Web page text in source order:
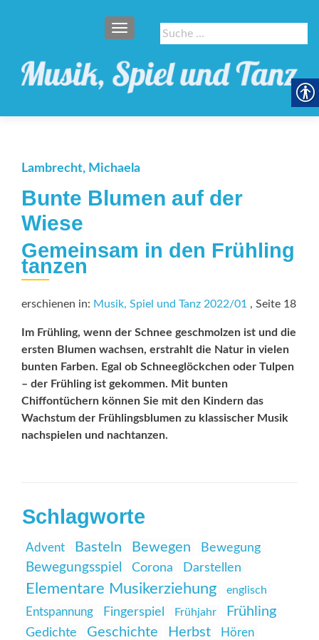
Suche
nach:
SCHALTE NAVIGATION
Lambrecht, Michaela
Bunte Blumen auf der
Wiese
Gemeinsam in den Frühling
tanzen
erschienen in: Musik, Spiel und Tanz 2022/01 , Seite 18
Im Frühling, wenn der Schnee geschmolzen ist und die
ersten Blumen wachsen, erstrahlt die Natur in vielen
bunten Farben. Egal ob Schneeglöckchen oder Tulpen
– der Frühling ist gekommen. Mit bunten
Chiffontüchern können Sie mit den Kindern das
Wachstum der Frühlingsblumen zu klassischer Musik
nachspielen und nachtanzen.
Schlagworte
Advent Basteln Bewegen Bewegung
Bewegungsspiel Corona Darstellen
Elementare Musikerziehung englisch
Entspannung Fingerspiel Frühjahr Frühling
Gedichte Geschichte Herbst
Hören